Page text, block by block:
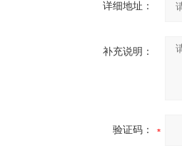
详细地址：
补充说明：
验证码：